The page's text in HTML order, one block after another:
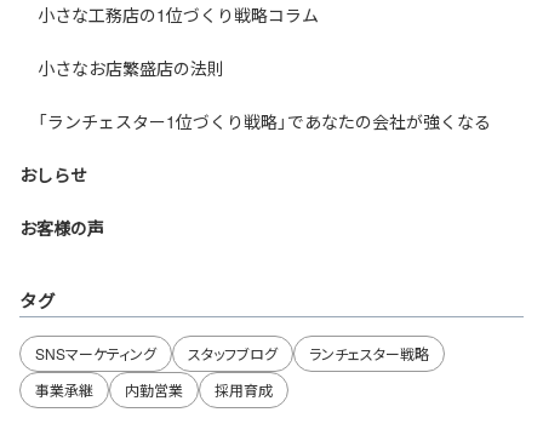
小さな工務店の1位づくり戦略コラム
小さなお店繁盛店の法則
「ランチェスター1位づくり戦略」であなたの会社が強くなる
おしらせ
お客様の声
タグ
SNSマーケティング スタッフブログ
ランチェスター戦略
事業承継
内勤営業 採用育成